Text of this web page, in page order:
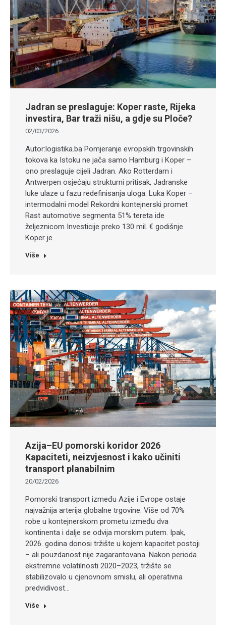
Jadran se preslaguje: Koper raste, Rijeka
investira, Bar traži nišu, a gdje su Ploče?
02/03/2026
Autor:logistika.ba Pomjeranje evropskih trgovinskih
tokova ka Istoku ne jača samo Hamburg i Koper –
ono preslaguje cijeli Jadran. Ako Rotterdam i
Antwerpen osjećaju strukturni pritisak, Jadranske
luke ulaze u fazu redefinisanja uloga. Luka Koper –
intermodalni model Rekordni kontejnerski promet
Rast automotive segmenta 51% tereta ide
željeznicom Investicije preko 130 mil. € godišnje
Koper je…
Više
Azija–EU pomorski koridor 2026
Kapaciteti, neizvjesnost i kako učiniti
transport planabilnim
20/02/2026
Pomorski transport između Azije i Evrope ostaje
najvažnija arterija globalne trgovine. Više od 70%
robe u kontejnerskom prometu između dva
kontinenta i dalje se odvija morskim putem. Ipak,
2026. godina donosi tržište u kojem kapacitet postoji
– ali pouzdanost nije zagarantovana. Nakon perioda
ekstremne volatilnosti 2020–2023, tržište se
stabilizovalo u cjenovnom smislu, ali operativna
predvidivost…
Više